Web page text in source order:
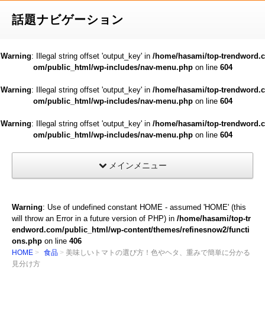
話題ナビゲーション
Warning: Illegal string offset 'output_key' in /home/hasami/top-trendword.c
om/public_html/wp-includes/nav-menu.phpon line 604
Warning: Illegal string offset 'output_key' in /home/hasami/top-trendword.c
om/public_html/wp-includes/nav-menu.phpon line 604
Warning: Illegal string offset 'output_key' in /home/hasami/top-trendword.c
om/public_html/wp-includes/nav-menu.phpon line 604
メインメニュー
Warning: Use of undefined constant HOME - assumed 'HOME' (this
will throw an Error in a future version of PHP) in /home/hasami/top-tr
endword.com/public_html/wp-content/themes/refinesnow2/functi
ons.php on line 406
HOME 食品
美味しいトマトの選び方！色やヘタ、重みで簡単に分かる
見分け方